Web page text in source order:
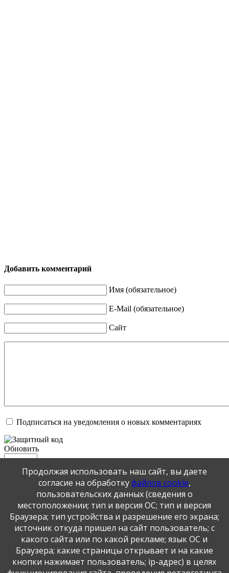
Добавить комментарий
Имя (обязательное)
E-Mail (обязательное)
Сайт
Подписаться на уведомления о новых комментариях
Обновить
Отправить
JComments
Публикация персональных данных, в том числе
фотографий, производится в соответствии с
Федеральным законом от 27.07.2006 г. № 152-ФЗ " О
персональных данных", с согласия субъекта персональных
данных".
Продолжая использовать наш сайт, вы даете
согласие на обработкуфайлов cookie,
пользовательских данных (сведения о
местоположении; тип и версия ОС; тип и версия
Браузера; тип устройства и разрешение его экрана;
источник откуда пришел на сайт пользователь; с
какого сайта или по какой рекламе; язык ОС и
Браузера; какие страницы открывает и на какие
кнопки нажимает пользователь; ip-адрес) в целях